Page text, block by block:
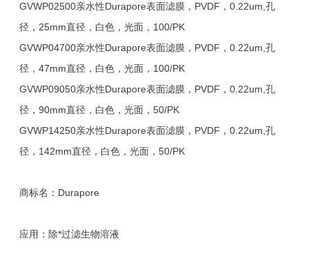
GVWP02500亲水性Durapore表面滤膜，PVDF，0.22um,孔
径，25mm直径，白色，光面，100/PK
GVWP04700亲水性Durapore表面滤膜，PVDF，0.22um,孔
径，47mm直径，白色，光面，100/PK
GVWP09050亲水性Durapore表面滤膜，PVDF，0.22um,孔
径，90mm直径，白色，光面，50/PK
GVWP14250亲水性Durapore表面滤膜，PVDF，0.22um,孔
径，142mm直径，白色，光面，50/PK
商标名：Durapore
应用：除*过滤生物溶液